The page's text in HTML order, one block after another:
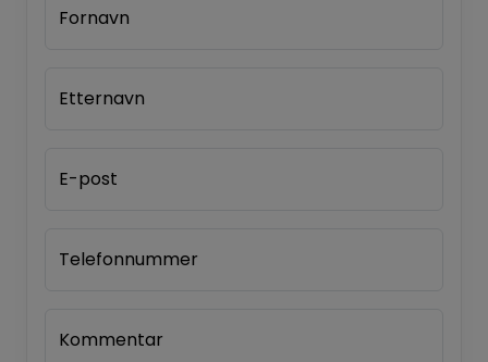
Fornavn
Etternavn
E-post
Telefonnummer
Kommentar